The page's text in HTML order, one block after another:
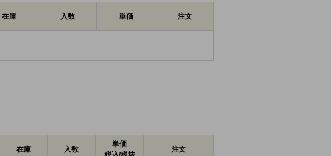
在庫 入数 単価 注文
在庫 入数
単価
注文